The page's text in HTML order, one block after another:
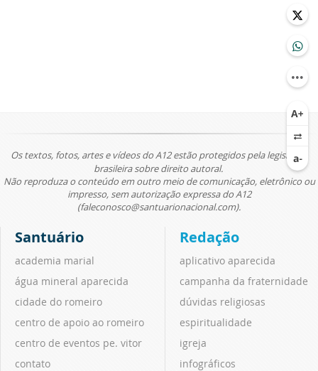
Os textos, fotos, artes e vídeos do A12 estão protegidos pela legislação
brasileira sobre direito autoral.
Não reproduza o conteúdo em outro meio de comunicação, eletrônico ou
impresso, sem autorização expressa do A12
(faleconosco@santuarionacional.com).
Santuário
academia marial
água mineral aparecida
cidade do romeiro
centro de apoio ao romeiro
centro de eventos pe. vitor
contato
Redação
aplicativo aparecida
campanha da fraternidade
dúvidas religiosas
espiritualidade
igreja
infográficos